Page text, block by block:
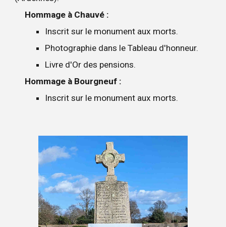
Hommage à Chauvé :
Inscrit sur le monument aux morts.
Photographie dans le Tableau d'honneur.
Livre d'Or des pensions.
Hommage à Bourgneuf :
Inscrit sur le monument aux morts.